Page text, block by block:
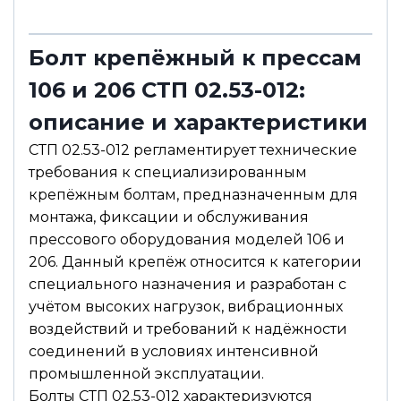
Болт крепёжный к прессам
106 и 206 СТП 02.53-012:
описание и характеристики
СТП 02.53-012 регламентирует технические
требования к специализированным
крепёжным болтам, предназначенным для
монтажа, фиксации и обслуживания
прессового оборудования моделей 106 и
206. Данный крепёж относится к категории
специального назначения и разработан с
учётом высоких нагрузок, вибрационных
воздействий и требований к надёжности
соединений в условиях интенсивной
промышленной эксплуатации.
Болты СТП 02.53-012 характеризуются